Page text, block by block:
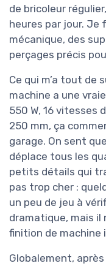
de bricoleur
heures par jour.
mécanique, des
perçages précis
Ce qui m’a tout de
machine a une
550 W, 16 vitesses
250 mm, ça
garage. On sent
déplace tous les
petits détails qui
pas trop cher :
un peu de jeu à
dramatique, mais il
finition de machine
Globalement,